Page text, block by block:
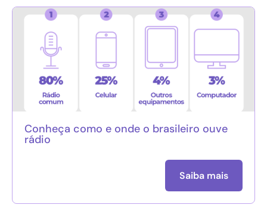
Conheça como e onde o brasileiro ouve
rádio
Saiba mais